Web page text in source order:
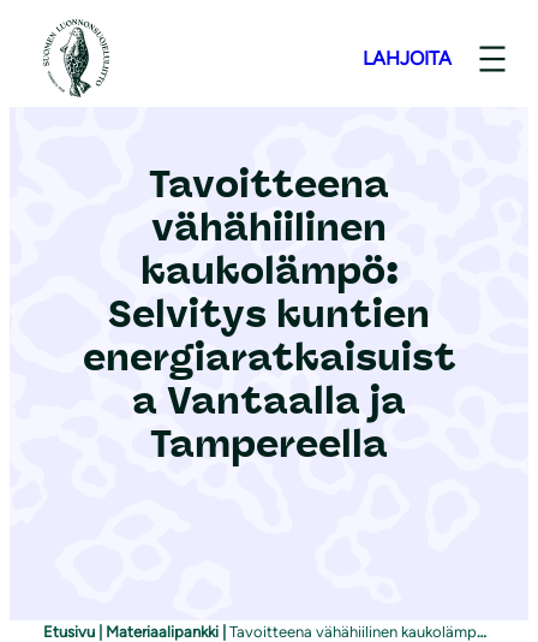
LAHJOITA
Tavoitteena
vähähiilinen
kaukolämpö:
Selvitys kuntien
energiaratkaisuist
a Vantaalla ja
Tampereella
Etusivu Materiaalipankki Tavoitteena vähähiilinen kaukolämpö: Selvitys kuntien energiaratkaisuista Vantaalla ja Tampereella